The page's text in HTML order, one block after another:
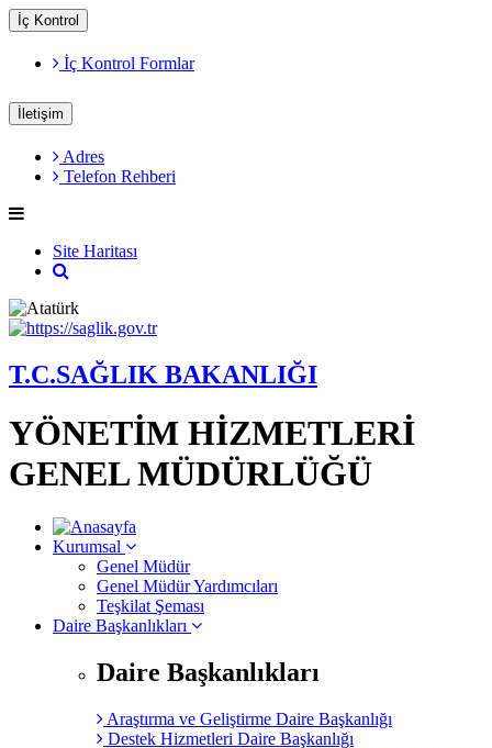
İç Kontrol
İç Kontrol Formlar
İletişim
Adres
Telefon Rehberi
Site Haritası
T.C.SAĞLIK BAKANLIĞI
YÖNETİM HİZMETLERİ
GENEL MÜDÜRLÜĞÜ
Kurumsal
Genel Müdür
Genel Müdür Yardımcıları
Teşkilat Şeması
Daire Başkanlıkları
Daire Başkanlıkları
Araştırma ve Geliştirme Daire Başkanlığı
Destek Hizmetleri Daire Başkanlığı